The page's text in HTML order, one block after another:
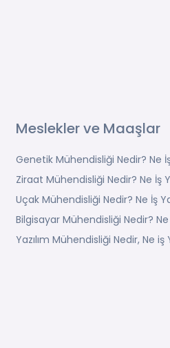
Meslekler ve Maaşlar
Genetik Mühendisliği Nedir? Ne
Ziraat Mühendisliği Nedir? Ne İş
Uçak Mühendisliği Nedir? Ne İş
Bilgisayar Mühendisliği Nedir?
Yazılım Mühendisliği Nedir, Ne iş